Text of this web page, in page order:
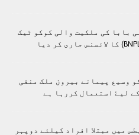
بابا کی ملکیت والی کوکو ٹیک
وسيع پيمانے بيرون ملک منفی
ليۓ استعمال کررہا ہے
میں مبتلا افراد کیلئے دوپہر